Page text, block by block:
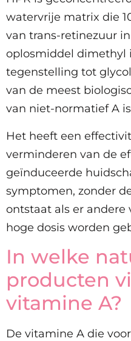
watervrije matrix die
van trans-retinezuur
oplosmiddel dimethyl
tegenstelling tot
van de meest
van niet-normatief A
Het heeft een
verminderen van de
geïnduceerde
symptomen, zonder
ontstaat als er andere
hoge dosis worden
In welke
producten
vitamine A?
De vitamine A die